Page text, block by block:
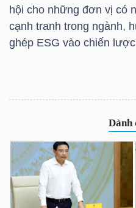
hội cho những đơn vị có
cạnh tranh trong ngành,
ghép ESG vào chiến
Báo
cáo
phân
ngữ
(-)
Dịch